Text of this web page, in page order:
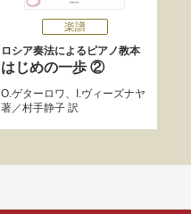
楽譜
ロシア奏法によるピアノ教本
はじめの一歩 ②
O.ゲターロワ、
I.ヴィーズナヤ
著／村手静子訳